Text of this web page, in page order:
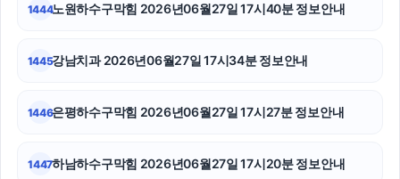
동작구하수구막힘
상간녀위자료
1444노원하수구막힘 2026년06월27일 17시40분 정보안내
1445강남치과 2026년06월27일 17시34분 정보안내
1446은평하수구막힘 2026년06월27일 17시27분 정보안내
1447하남하수구막힘 2026년06월27일 17시20분 정보안내